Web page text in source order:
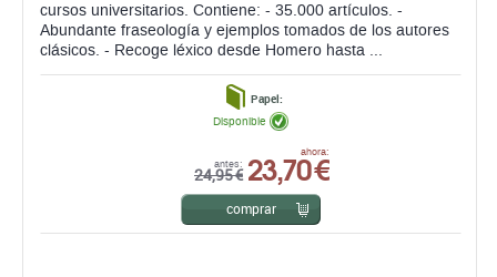
cursos universitarios. Contiene: - 35.000 artículos. -
Abundante fraseología y ejemplos tomados de los autores
clásicos. - Recoge léxico desde Homero hasta ...
Papel:
antes:
24,95 €
ahora:
23,70 €
Disponible
comprar